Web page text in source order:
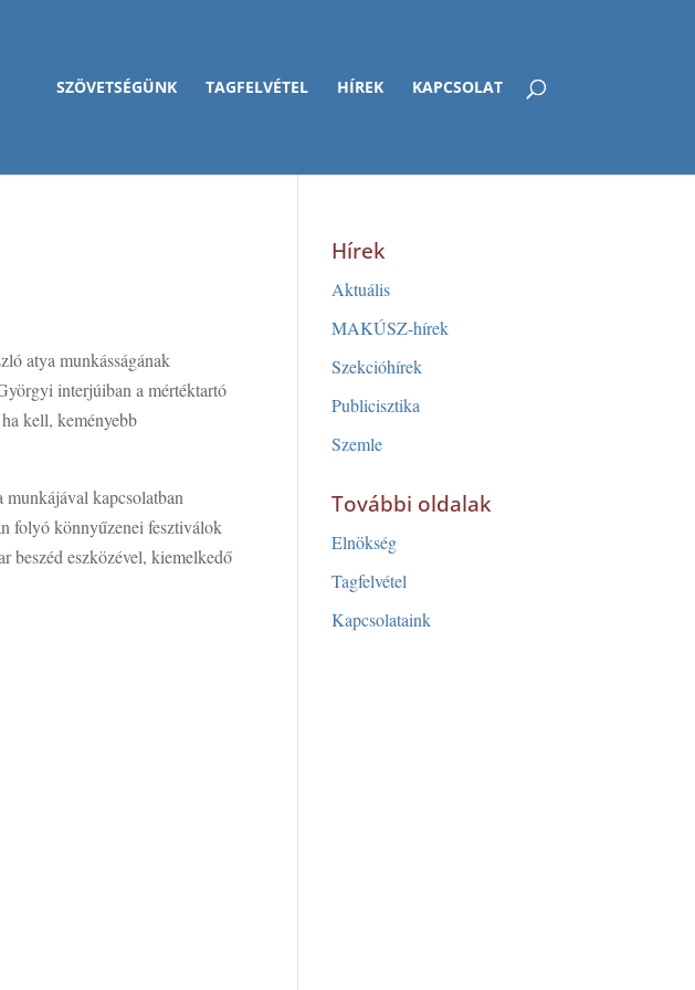
SZÖVETSÉGÜNK TAGFELVÉTEL HÍREK KAPCSOLAT
atya munkásságának
interjúiban a mértéktartó
kell, keményebb
kapcsolatban
folyó könnyűzenei fesztiválok
beszéd eszközével, kiemelkedő
Hírek
Aktuális
MAKÚSZ-hírek
Szekcióhírek
Publicisztika
Szemle
További oldalak
Elnökség
Tagfelvétel
Kapcsolataink